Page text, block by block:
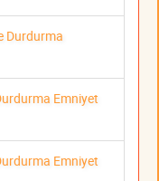
Durdurma
Emniyet
Emniyet